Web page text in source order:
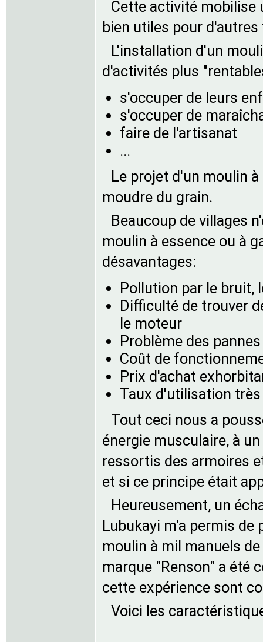
Cette activité mobilise
bien utiles pour d'autres
L'installation d'un
d'activités plus
s'occuper de leurs
s'occuper de
faire de l'artisanat
...
Le projet d'un moulin
moudre du grain.
Beaucoup de villages
moulin à essence ou à
désavantages:
Pollution par le bruit,
Difficulté de trouver
le moteur
Problème des
Coût de
Prix d'achat
Taux d'utilisation
Tout ceci nous a
énergie musculaire, à
ressortis des armoires
et si ce principe était
Heureusement, un
Lubukayi m'a permis
moulin à mil manuels
marque "Renson" a été
cette expérience sont
Voici les